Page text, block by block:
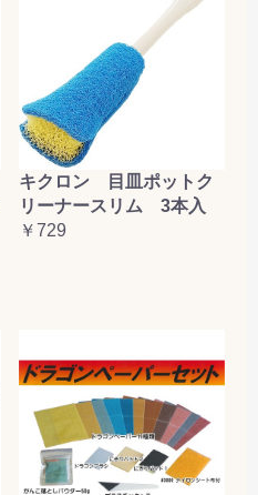
キクロン 目皿ポットク
リーナースリム 3本入
￥729